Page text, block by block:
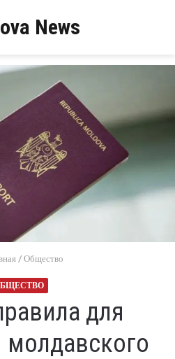
News
/Общество
для
молдавского